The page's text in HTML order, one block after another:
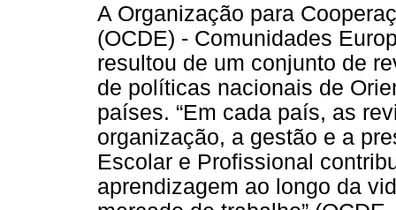
A Organização para
(OCDE) - Comunidades
resultou de um conjunto de
de políticas nacionais de
países. “Em cada país, as
organização, a gestão e a
Escolar e Profissional
aprendizagem ao longo da